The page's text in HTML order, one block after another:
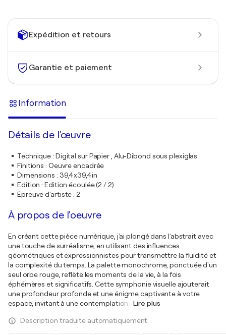
Expédition et retours
Garantie et paiement
Information
Détails de l'œuvre
Technique: Digital sur Papier , Alu-Dibond sous plexiglas
Finitions : Oeuvre encadrée
Dimensions : 39,4x39,4in
Edition :Edition écoulée (2 / 2)
Épreuve d'artiste: 2
À propos de l'oeuvre
En créant cette pièce numérique, j'ai plongé dans l'abstrait avec
une touche de surréalisme, en utilisant des influences
géométriques et expressionnistes pour transmettre la fluidité et
la complexité du temps. La palette monochrome, ponctuée d'un
seul orbe rouge, reflète les moments de la vie, à la fois
éphémères et significatifs. Cette symphonie visuelle ajouterait
une profondeur profonde et une énigme captivante à votre
espace, invitant à une contemplation
Lire plus
Description traduite automatiquement.